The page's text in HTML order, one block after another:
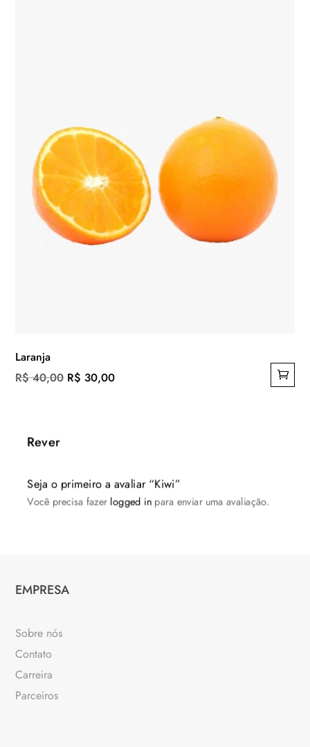
Laranja
R$40,00 O
R$ 30,00O
Rever
Seja o primeiro a avaliar “Kiwi”
Você precisa fazer logged inpara enviar uma avaliação.
EMPRESA
Sobre nós
Contato
Carreira
Parceiros